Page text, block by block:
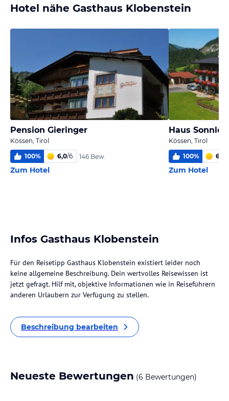
Hotel nähe Gasthaus Klobenstein
Pension Gieringer
Kössen, Tirol
100% 6,0/6 146 Bew.
Zum Hotel
Haus Sonnleit
Kössen, Tirol
100% 6,0
Zum Hotel
Infos Gasthaus Klobenstein
Für den Reisetipp Gasthaus Klobenstein existiert leider noch
keine allgemeine Beschreibung. Dein wertvolles Reisewissen ist
jetzt gefragt. Hilf mit, objektive Informationen wie in Reiseführern
anderen Urlaubern zur Verfügung zu stellen.
Beschreibung bearbeiten
Neueste Bewertungen (6 Bewertungen)